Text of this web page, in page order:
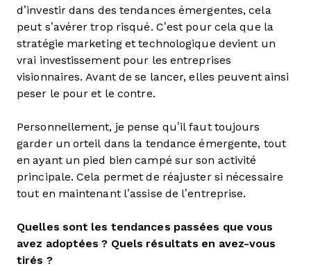
d’investir dans des tendances émergentes, cela
peut s’avérer trop risqué. C’est pour cela que la
stratégie marketing et technologique devient un
vrai investissement pour les entreprises
visionnaires. Avant de se lancer, elles peuvent ainsi
peser le pour et le contre.
Personnellement, je pense qu’il faut toujours
garder un orteil dans la tendance émergente, tout
en ayant un pied bien campé sur son activité
principale. Cela permet de réajuster si nécessaire
tout en maintenant l’assise de l’entreprise.
Quelles sont les tendances passées que vous
avez adoptées ? Quels résultats en avez-vous
tirés ?